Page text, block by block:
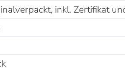
inkl. Zertifikat